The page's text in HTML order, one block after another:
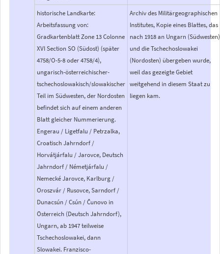
historische Landkarte:
Arbeitsfassung von:
Gradkartenblatt Zone 13 Colonne
XVI Section SO (Südost) (später
4758/O-5-8 oder 4758/4),
ungarisch-österreichischer-
tschechoslowakisch/slowakischer
Teil im Südwesten, der Nordosten
befindet sich auf einem anderen
Blatt gleicher Nummerierung.
Engerau / Ligetfalu / Petrzalka,
Croatisch Jahrndorf /
Horvátjárfalu / Jarovce, Deutsch
Jahrndorf / Németjárfalu /
Nemecké Jarovce, Karlburg /
Oroszvár / Rusovce, Sarndorf /
Dunacsún / Csún / Čunovo in
Österreich (Deutsch Jahrndorf),
Ungarn, ab 1947 teilweise
Tschechoslowakei, dann
Slowakei. Franzisco-
Archiv des Militärgeographischen
Institutes, Kopie eines Blattes, das
nach 1918 an Ungarn (Südwesten)
und die Tschechoslowakei
(Nordosten) übergeben wurde,
weil das gezeigte Gebiet
weitgehend in diesem Staat zu
liegen kam.